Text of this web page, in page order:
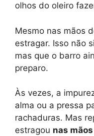
olhos do oleiro
Mesmo nas mãos
estragar. Isso não
mas que o barro
preparo.
Às vezes, a
alma ou a pressa
rachaduras. Mas
estragou nas